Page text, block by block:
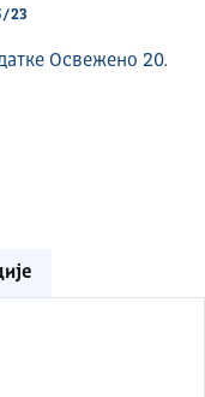
23
Освежено 20.